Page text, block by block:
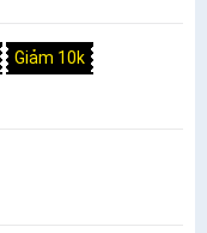
Giảm 10k